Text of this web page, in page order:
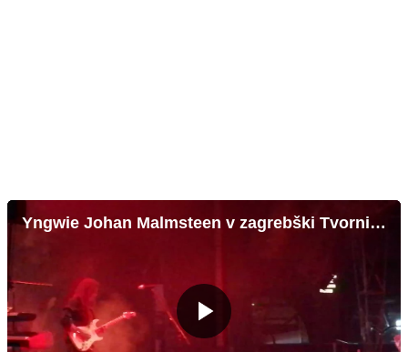
Yngwie Johan Malmsteen v zagrebški Tvornici kulture